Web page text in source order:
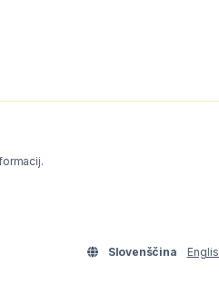
Slovenščina